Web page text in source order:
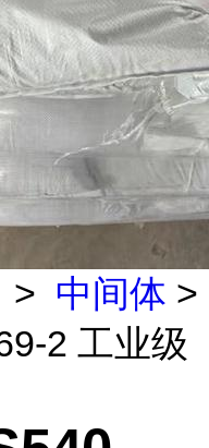
> 中间体 >
2 工业级